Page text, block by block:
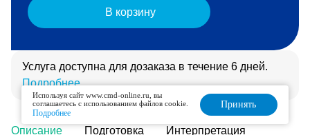
Описание Подготовка Интерпретация
В корзину
Услуга доступна для дозаказа в течение 6 дней.
Подробнее
Используя сайт www.cmd-online.ru, вы
соглашаетесь с использованием файлов cookie.
Подробнее
Принять